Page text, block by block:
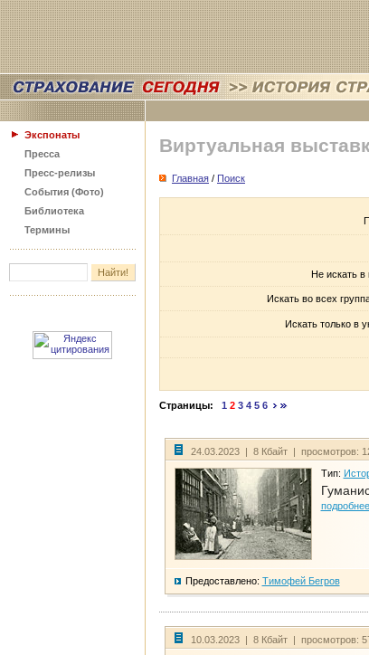
Экспонаты
Пресса
Пресс-релизы
События (Фото)
Библиотека
Термины
Виртуальная
Главная / Поиск
Не искать
Искать во всех
Искать только в
Страницы: 1 2 3 4 5 6
24.03.2023 | 8 Кбайт | просмотров:
Тип:
подробнее
Предоставлено: Тимофей Бегров
10.03.2023 | 8 Кбайт | просмотров: